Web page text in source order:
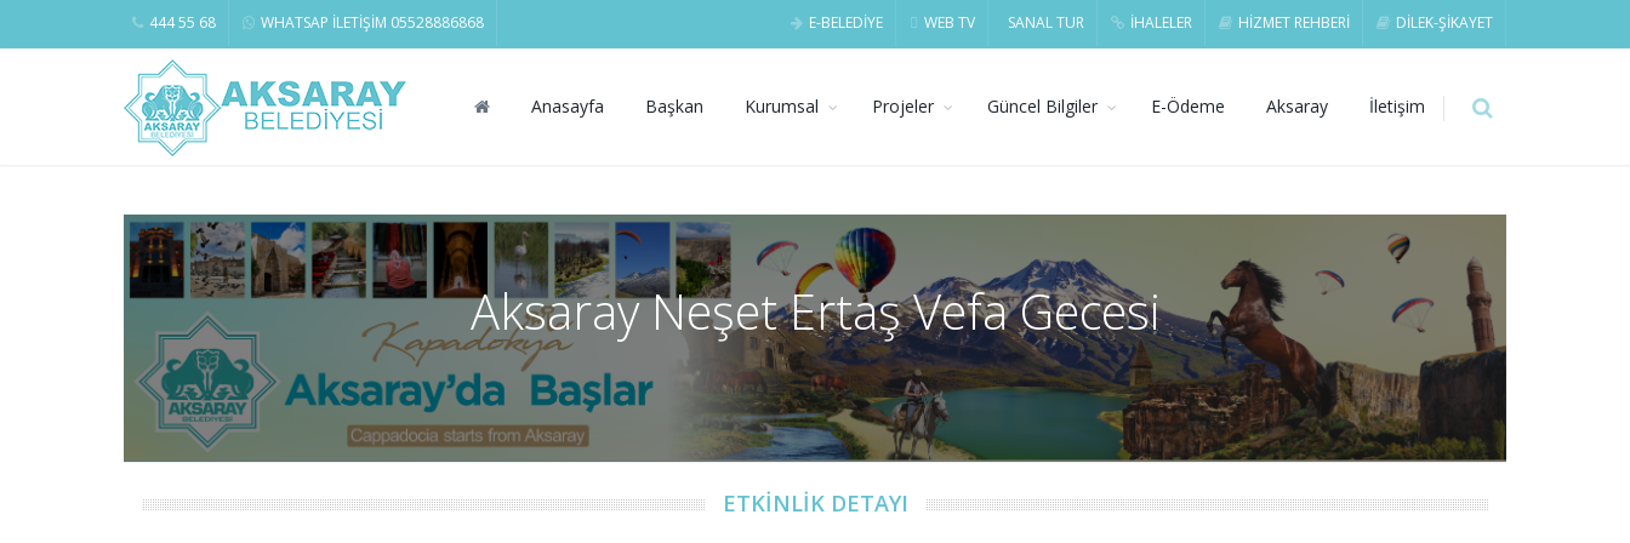
E-BELEDİYE WEB TV SANAL TUR İHALELER HİZMET REHBERİ DİLEK-ŞİKAYET
444 55 68 WHATSAP İLETİŞİM 05528886868
Anasayfa Başkan Kurumsal Projeler Güncel Bilgiler E-Ödeme Aksaray İletişim
Aksaray Neşet Ertaş Vefa Gecesi
ETKİNLİK DETAYI